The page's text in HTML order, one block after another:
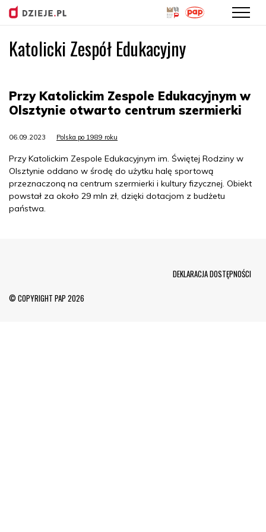
Przejdź
do
Katolicki Zespół Edukacyjny
Przy Katolickim Zespole Edukacyjnym w
Olsztynie otwarto centrum szermierki
06.09.2023 Polska po 1989 roku
Przy Katolickim Zespole Edukacyjnym im. Świętej Rodziny w
Olsztynie oddano w środę do użytku halę sportową
przeznaczoną na centrum szermierki i kultury fizycznej. Obiekt
powstał za około 29 mln zł, dzięki dotacjom z budżetu
państwa.
© COPYRIGHT PAP 2026
DEKLARACJA DOSTĘPNOŚCI